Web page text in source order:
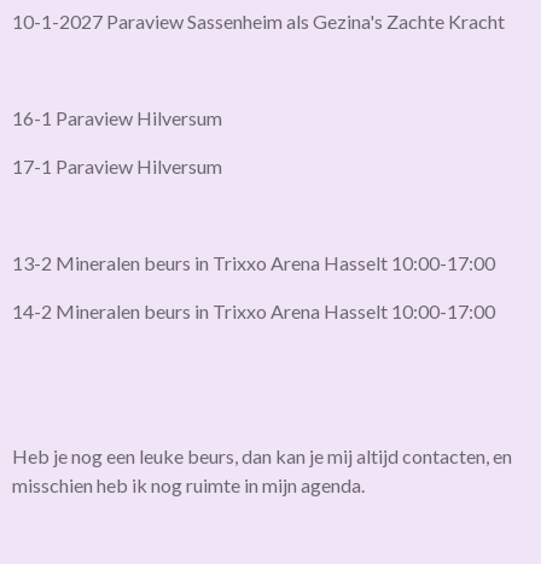
10-1-2027 Paraview Sassenheim als Gezina's Zachte Kracht
16-1 Paraview Hilversum
17-1 Paraview Hilversum
13-2 Mineralen beurs in Trixxo Arena Hasselt 10:00-17:00
14-2 Mineralen beurs in Trixxo Arena Hasselt 10:00-17:00
Heb je nog een leuke beurs, dan kan je mij altijd contacten, en
misschien heb ik nog ruimte in mijn agenda.